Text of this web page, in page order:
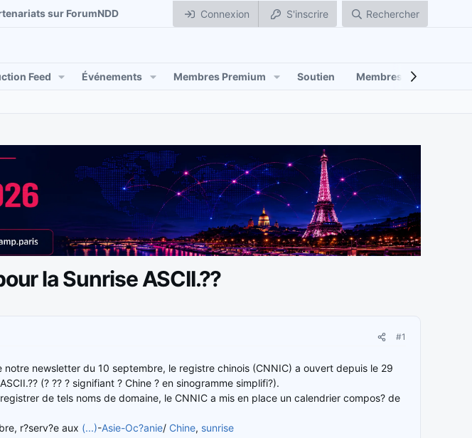
sur ForumNDD Connexion S'inscrire Rechercher
Feed Événements Membres Premium Soutien Membres
la Sunrise ASCII.??
#1
newsletter du 10 septembre, le registre chinois (CNNIC) a ouvert depuis le 29
(? ?? ? signifiant ? Chine ? en sinogramme simplifi?).
de tels noms de domaine, le CNNIC a mis en place un calendrier compos? de
r?serv?e aux (...)-Asie-Oc?anie/ Chine, sunrise